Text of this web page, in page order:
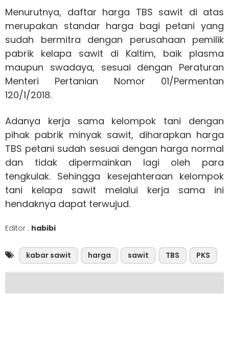
Menurutnya, daftar harga TBS sawit di atas
merupakan standar harga bagi petani yang
sudah bermitra dengan perusahaan pemilik
pabrik kelapa sawit di Kaltim, baik plasma
maupun swadaya, sesuai dengan Peraturan
Menteri Pertanian Nomor 01/Permentan
120/1/2018.
Adanya kerja sama kelompok tani dengan
pihak pabrik minyak sawit, diharapkan harga
TBS petani sudah sesuai dengan harga normal
dan tidak dipermainkan lagi oleh para
tengkulak. Sehingga kesejahteraan kelompok
tani kelapa sawit melalui kerja sama ini
hendaknya dapat terwujud.
Editor : habibi
kabar sawit harga sawit TBS PKS